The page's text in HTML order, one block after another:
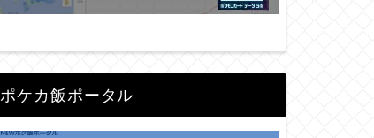
ポケカ飯ポータル